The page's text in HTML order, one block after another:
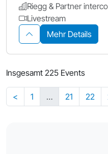
Riegg & Partner
Livestream
Mehr Details
Insgesamt 225 Events
< 1 … 21 22